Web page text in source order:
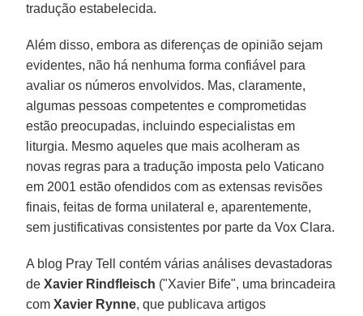
tradução estabelecida.
Além disso, embora as diferenças de opinião sejam
evidentes, não há nenhuma forma confiável para
avaliar os números envolvidos. Mas, claramente,
algumas pessoas competentes e comprometidas
estão preocupadas, incluindo especialistas em
liturgia. Mesmo aqueles que mais acolheram as
novas regras para a tradução imposta pelo Vaticano
em 2001 estão ofendidos com as extensas revisões
finais, feitas de forma unilateral e, aparentemente,
sem justificativas consistentes por parte da Vox Clara.
A blog Pray Tell contém várias análises devastadoras
deXavier Rindfleisch ("Xavier Bife", uma brincadeira
comXavier Rynne, que publicava artigos